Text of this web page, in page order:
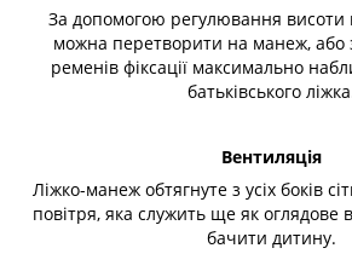
За допомогою регулювання висоти
можна перетворити на манеж, або
ременів фіксації максимально
батьківського
Вентиляція
Ліжко-манеж обтягнуте з усіх боків
повітря, яка служить ще як оглядове
бачити дитину.